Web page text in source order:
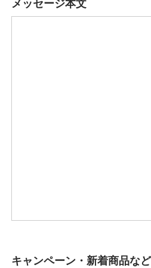
メッセージ本文
キャンペーン・新着商品な